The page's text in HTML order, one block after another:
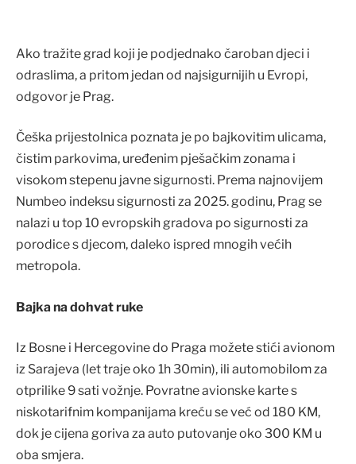
Ako tražite grad koji je podjednako čaroban djeci i
odraslima, a pritom jedan od najsigurnijih u Evropi,
odgovor je Prag.
Češka prijestolnica poznata je po bajkovitim ulicama,
čistim parkovima, uređenim pješačkim zonama i
visokom stepenu javne sigurnosti. Prema najnovijem
Numbeo indeksu sigurnosti za 2025. godinu, Prag se
nalazi u top 10 evropskih gradova po sigurnosti za
porodice s djecom, daleko ispred mnogih većih
metropola.
Bajka na dohvat ruke
Iz Bosne i Hercegovine do Praga možete stići avionom
iz Sarajeva (let traje oko 1h 30min), ili automobilom za
otprilike 9 sati vožnje. Povratne avionske karte s
niskotarifnim kompanijama kreću se već od 180 KM,
dok je cijena goriva za auto putovanje oko 300 KM u
oba smjera.